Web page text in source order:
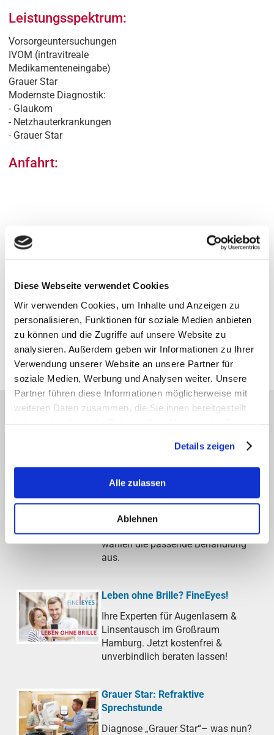
Diese Webseite verwendet Cookies
Wir verwenden Cookies, um Inhalte und Anzeigen zu
personalisieren, Funktionen für soziale Medien anbieten
zu können und die Zugriffe auf unsere Website zu
analysieren. Außerdem geben wir Informationen zu Ihrer
Verwendung unserer Website an unsere Partner für
soziale Medien, Werbung und Analysen weiter. Unsere
Partner führen diese Informationen möglicherweise mit
weiteren Daten zusammen, die Sie ihnen bereitgestellt
Details zeigen
Alle zulassen
Ablehnen
Leistungsspektrum:
Vorsorgeuntersuchungen
IVOM (intravitreale
Medikamenteneingabe)
Grauer Star
Modernste Diagnostik:
- Glaukom
- Netzhauterkrankungen
- Grauer Star
Anfahrt:
Nebenbetriebsstätte Ballindamm · Gesellschafter der AOB GbR · Ballindamm 37 ·
20095 Hamburg
³MVZ für Augenheilkunde und Allgemeinmedizin Hamburg-Nord GmbH Schnelsen
der MVZ für Augenheilkunde und Allgemeinmedizin Hamburg Nord GmbH ·
20095 Hamburg
Geschäftsführer der GmbH: Dr. J. Magner · Dr. S.-H. Yun · L. Melville · Dr. C. Mahnke
²angestellte Fachärzte
Trockenes Auge (Sicca-Syndrom)
Gerötete, juckende oder brennende
Augen? In unserer Sicca-
Sprechstunde finden wir die Ursache
Ihrer trockenen Augen heraus und
wählen die passende Behandlung
aus.
Leben ohne Brille? FineEyes!
Ihre Experten für Augenlasern &
Linsentausch im Großraum
Hamburg. Jetzt kostenfrei &
unverbindlich beraten lassen!
Grauer Star: Refraktive
Sprechstunde
Diagnose „Grauer Star“– was nun?